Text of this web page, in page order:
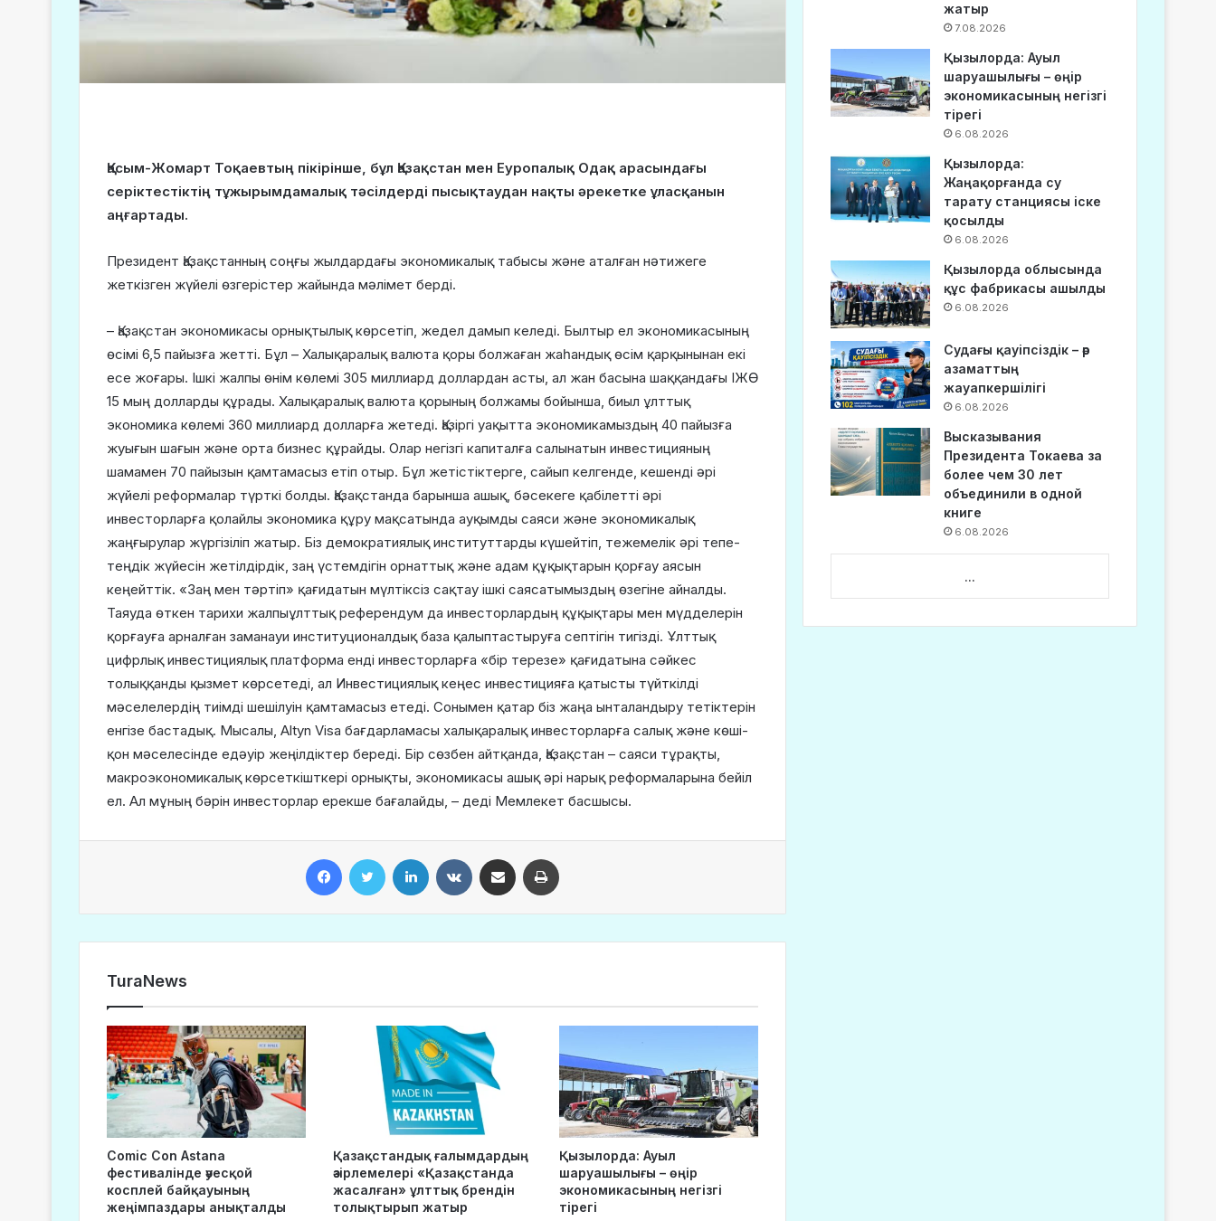
Қасым-Жомарт Тоқаевтың пікірінше, бұл Қазақстан мен Еуропалық Одақ арасындағы
серіктестіктің тұжырымдамалық тәсілдерді пысықтаудан нақты әрекетке ұласқанын
аңғартады.
Президент Қазақстанның соңғы жылдардағы экономикалық табысы және аталған нәтижеге
жеткізген жүйелі өзгерістер жайында мәлімет берді.
– Қазақстан экономикасы орнықтылық көрсетіп, жедел дамып келеді. Былтыр ел экономикасының
өсімі 6,5 пайызға жетті. Бұл – Халықаралық валюта қоры болжаған жаһандық өсім қарқынынан екі
есе жоғары. Ішкі жалпы өнім көлемі 305 миллиард доллардан асты, ал жан басына шаққандағы ІЖӨ
15 мың долларды құрады. Халықаралық валюта қорының болжамы бойынша, биыл ұлттық
экономика көлемі 360 миллиард долларға жетеді. Қазіргі уақытта экономикамыздың 40 пайызға
жуығын шағын және орта бизнес құрайды. Олар негізгі капиталға салынатын инвестицияның
шамамен 70 пайызын қамтамасыз етіп отыр. Бұл жетістіктерге, сайып келгенде, кешенді әрі
жүйелі реформалар түрткі болды. Қазақстанда барынша ашық, бәсекеге қабілетті әрі
инвесторларға қолайлы экономика құру мақсатында ауқымды саяси және экономикалық
жаңғырулар жүргізіліп жатыр. Біз демократиялық институттарды күшейтіп, тежемелік әрі тепе-
теңдік жүйесін жетілдірдік, заң үстемдігін орнаттық және адам құқықтарын қорғау аясын
кеңейттік. «Заң мен тәртіп» қағидатын мүлтіксіз сақтау ішкі саясатымыздың өзегіне айналды.
Таяуда өткен тарихи жалпыұлттық референдум да инвесторлардың құқықтары мен мүдделерін
қорғауға арналған заманауи институционалдық база қалыптастыруға септігін тигізді. Ұлттық
цифрлық инвестициялық платформа енді инвесторларға «бір терезе» қағидатына сәйкес
толыққанды қызмет көрсетеді, ал Инвестициялық кеңес инвестицияға қатысты түйткілді
мәселелердің тиімді шешілуін қамтамасыз етеді. Сонымен қатар біз жаңа ынталандыру тетіктерін
енгізе бастадық. Мысалы, Altyn Visa бағдарламасы халықаралық инвесторларға салық және көші-
қон мәселесінде едәуір жеңілдіктер береді. Бір сөзбен айтқанда, Қазақстан – саяси тұрақты,
макроэкономикалық көрсеткішткері орнықты, экономикасы ашық әрі нарық реформаларына бейіл
ел. Ал мұның бәрін инвесторлар ерекше бағалайды, – деді Мемлекет басшысы.
TuraNews
Comic Con Astana
фестивалінде әуесқой
косплей байқауының
жеңімпаздары анықталды
Қазақстандық ғалымдардың
әзірлемелері «Қазақстанда
жасалған» ұлттық брендін
толықтырып жатыр
Қызылорда: Ауыл
шаруашылығы – өңір
экономикасының негізгі
тірегі
жатыр
7.08.2026
Қызылорда: Ауыл
шаруашылығы – өңір
экономикасының негізгі
тірегі
6.08.2026
Қызылорда:
Жаңақорғанда су
тарату станциясы іске
қосылды
6.08.2026
Қызылорда облысында
құс фабрикасы ашылды
6.08.2026
Судағы қауіпсіздік – әр
азаматтың
жауапкершілігі
6.08.2026
Высказывания
Президента Токаева за
более чем 30 лет
объединили в одной
книге
6.08.2026
...